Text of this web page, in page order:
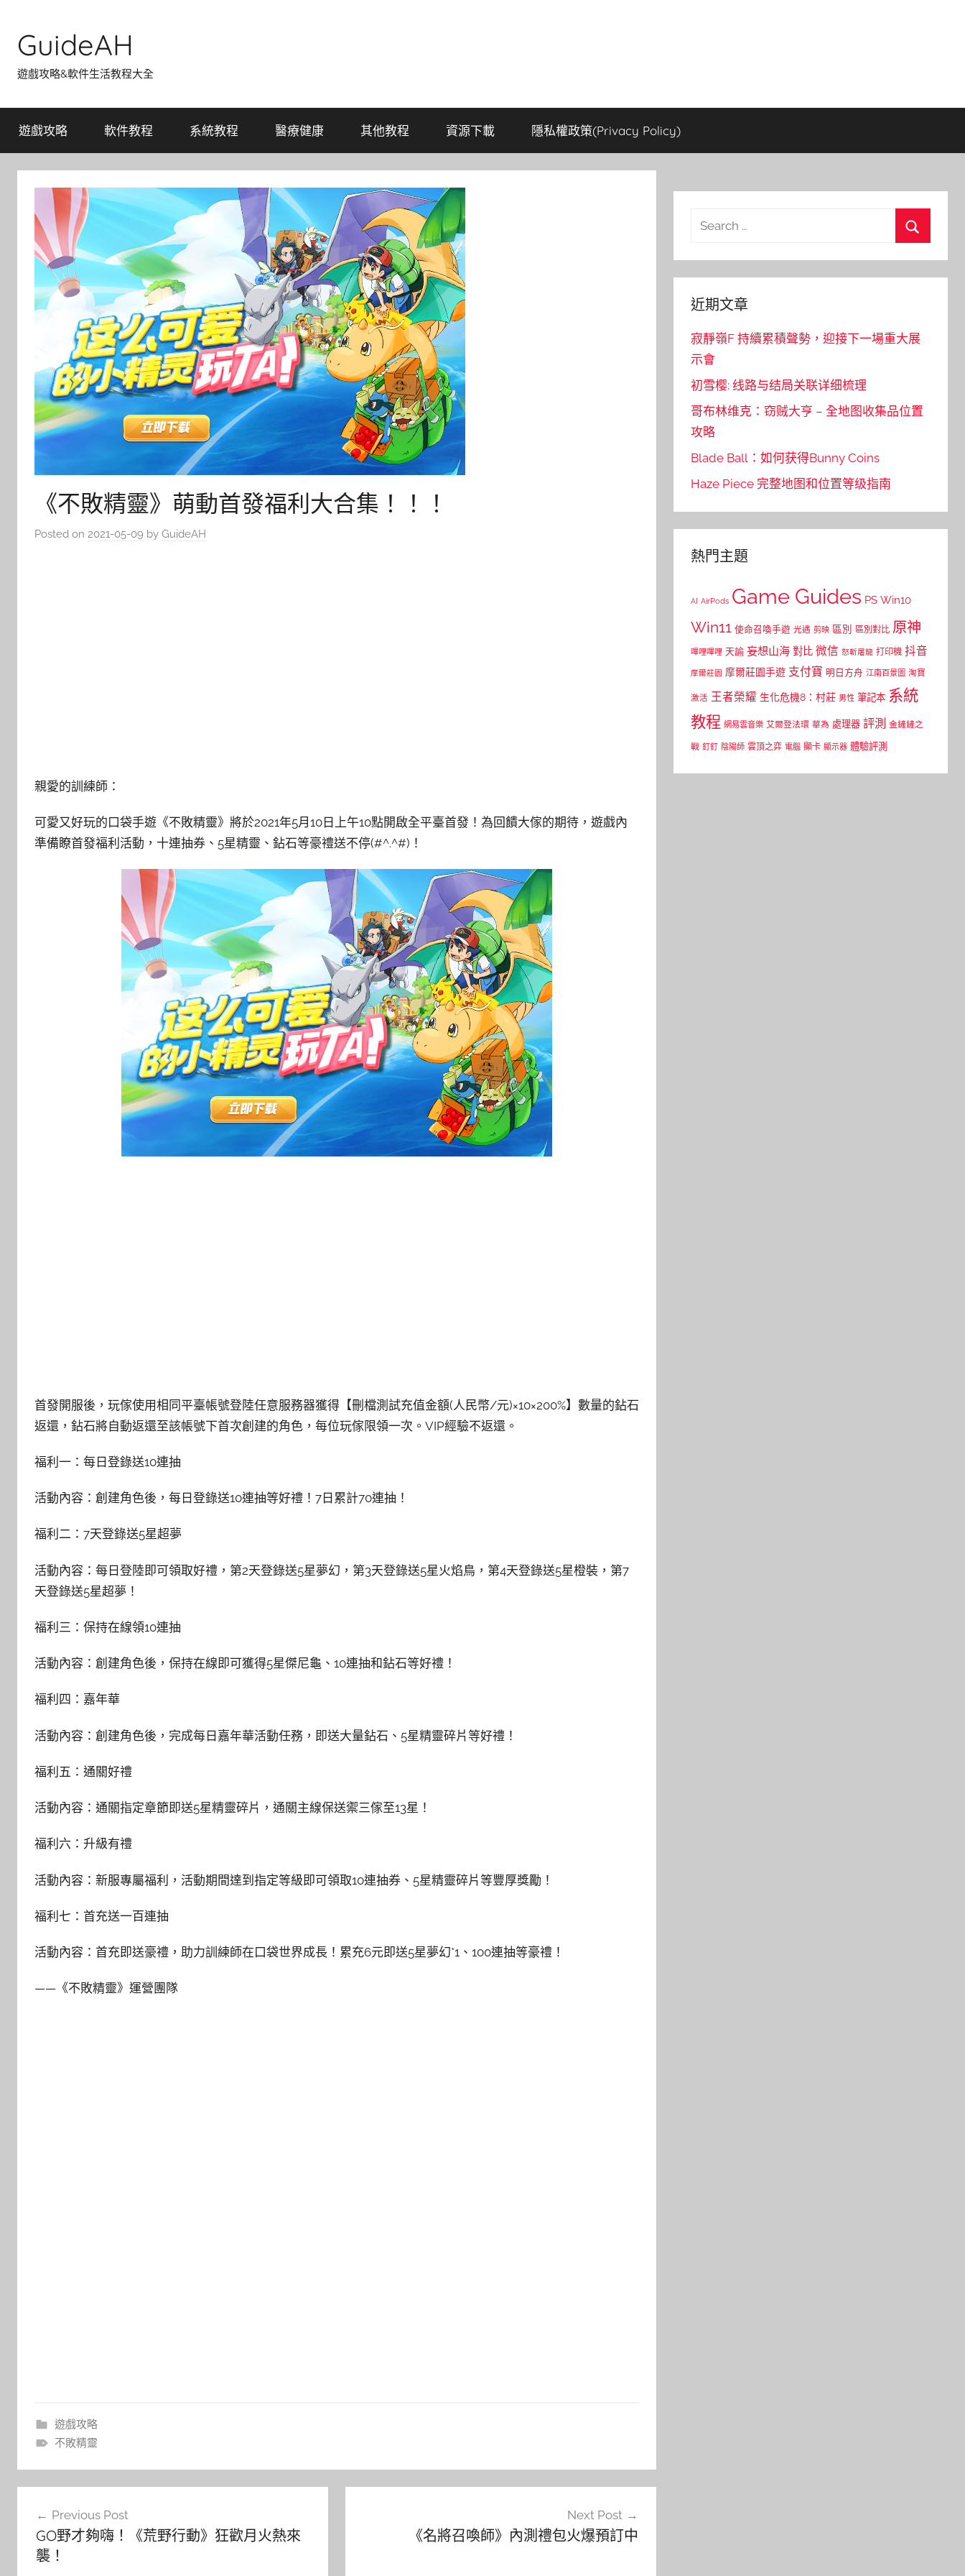
content
GuideAH
遊戲攻略&軟件生活教程大全
遊戲攻略 軟件教程 系統教程 醫療健康 其他教程 資源下載 隱私權政策(Privacy Policy)
《不敗精靈》萌動首發福利大合集！！！
Posted on 2021-05-09 by GuideAH
親愛的訓練師：
可愛又好玩的口袋手遊《不敗精靈》將於2021年5月10日上午10點開啟全平臺首發！為回饋大傢的期待，遊戲內
準備瞭首發福利活動，十連抽券、5星精靈、鉆石等豪禮送不停(#^.^#)！
首發開服後，玩傢使用相同平臺帳號登陸任意服務器獲得【刪檔測試充值金額(人民幣/元)×10×200%】數量的鉆石
返還，鉆石將自動返還至該帳號下首次創建的角色，每位玩傢限領一次。VIP經驗不返還。
福利一：每日登錄送10連抽
活動內容：創建角色後，每日登錄送10連抽等好禮！7日累計70連抽！
福利二：7天登錄送5星超夢
活動內容：每日登陸即可領取好禮，第2天登錄送5星夢幻，第3天登錄送5星火焰鳥，第4天登錄送5星橙裝，第7
天登錄送5星超夢！
福利三：保持在線領10連抽
活動內容：創建角色後，保持在線即可獲得5星傑尼龜、10連抽和鉆石等好禮！
福利四：嘉年華
活動內容：創建角色後，完成每日嘉年華活動任務，即送大量鉆石、5星精靈碎片等好禮！
福利五：通關好禮
活動內容：通關指定章節即送5星精靈碎片，通關主線保送禦三傢至13星！
福利六：升級有禮
活動內容：新服專屬福利，活動期間達到指定等級即可領取10連抽券、5星精靈碎片等豐厚獎勵！
福利七：首充送一百連抽
活動內容：首充即送豪禮，助力訓練師在口袋世界成長！累充6元即送5星夢幻*1、100連抽等豪禮！
——《不敗精靈》運營團隊
遊戲攻略
不敗精靈
Previous Post
GO野才夠嗨！《荒野行動》狂歡月火熱來
襲！
Next Post
《名將召喚師》內測禮包火爆預訂中
Search
近期文章
寂靜嶺F 持續累積聲勢，迎接下一場重大展
示會
初雪樱: 线路与结局关联详细梳理
哥布林维克：窃贼大亨 – 全地图收集品位置
攻略
Blade Ball：如何获得Bunny Coins
Haze Piece 完整地图和位置等级指南
熱門主題
AI AirPods Game Guides PS Win10
Win11 使命召喚手遊 光遇 剪映 區別 區別對比 原神
嗶哩嗶哩 天諭 妄想山海 對比 微信 怒斬屠龍 打印機 抖音
摩爾莊園 摩爾莊園手遊 支付寶 明日方舟 江南百景圖 淘寶
激活 王者榮耀 生化危機8：村莊 男性 筆記本 系統
教程 網易雲音樂 艾爾登法環 華為 處理器 評測 金鏟鏟之
戰 釘釘 陰陽師 雲頂之弈 電腦 顯卡 顯示器 體驗評測